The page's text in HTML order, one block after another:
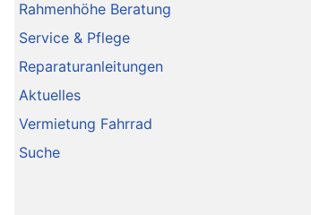
Rahmenhöhe Beratung
Service & Pflege
Reparaturanleitungen
Aktuelles
Vermietung Fahrrad
Suche